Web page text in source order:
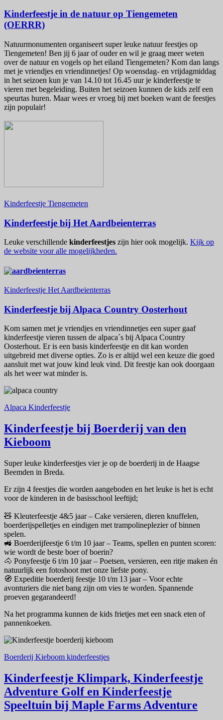
Kinderfeestje in de natuur op Tiengemeten
(OERRR)
Natuurmonumenten organiseert super leuke natuur feestjes op
Tiengemeten! Ben jij 6 jaar of ouder en wil je graag meer weten
over de natuur en vogels op het eiland Tiengemeten? Kom dan langs
met je vriendjes en vriendinnetjes! Op woensdag- en vrijdagmiddag
in het seizoen kun je van 14.10 tot 16.45 uur je kinderfeestje te
vieren met begeleiding. Buiten het seizoen kunnen de kids zelf een
speurtas huren. Maar wees er vroeg bij met boeken want de feestjes
zijn populair!
Kinderfeestje Tiengemeten
Kinderfeestje bij Het Aardbeienterras
Leuke verschillende kinderfeestjes zijn hier ook mogelijk. Kijk op
de website voor alle mogelijkheden.
Kinderfeestje Het Aardbeienterras
Kinderfeestje bij Alpaca Country Oosterhout
Kom samen met je vriendjes en vriendinnetjes een super gaaf
kinderfeestje vieren tussen de alpaca´s bij Alpaca Country
Oosterhout. Er is een basis kinderfeestje en dit kan worden
uitgebreid met diverse opties. Zo is er altijd wel een keuze die goed
aansluit met wat jouw kind leuk vind. Dit feestje kan ook doorgaan
als het weer wat minder is.
Alpaca Kinderfeestje
Kinderfeestje bij Boerderij van den
Kieboom
Super leuke kinderfeestjes vier je op de boerderij in de Haagse
Beemden in Breda.
Er zijn 4 feestjes die worden aangeboden en het leuke is het is echt
voor de kinderen in de basisschool leeftijd;
🧸 Kleuterfeestje 4&5 jaar – Cake versieren, dieren knuffelen,
boerderijspelletjes en eindigen met trampolineplezier of binnen
spelen.
🚜 Boerderijfeestje 6 t/m 10 jaar – Teams, spellen en punten scoren:
wie wordt de beste boer of boerin?
🐴 Ponyfeestje 6 t/m 10 jaar – Poetsen, versieren, een ritje maken én
natuurlijk een fotoshoot met onze liefste pony.
🧭 Expeditie boerderij feestje 10 t/m 13 jaar – Voor echte
avonturiers die niet bang zijn om vies te worden. Spannende
proeven gegarandeerd!
Na het programma kunnen de kids frietjes met een snack eten of
pannenkoeken.
Boerderij Kieboom kinderfeestjes
Kinderfeestje Klimpark, Kinderfeestje
Adventure Golf en Kinderfeestje
Speeltuin bij Maple Farms Adventure